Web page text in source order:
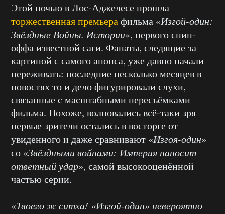
Этой ночью в Лос-Аджелесе прошла
торжественная премьерафильма «Изгой-один:
Звёздные Войны. Истории», первого спин-
оффа известной саги. Фанаты, следящие за
картиной с самого анонса, уже давно начали
переживать: последние несколько месяцев в
новостях то и дело фигурировали слухи,
связанные с масштабными пересъёмками
фильма. Похоже, волновались всё-таки зря —
первые зрители остались в восторге от
увиденного и даже сравнивают «Изгоя-один»
со «Звёздными войнами: Империя наносит
ответный удар», самой высокооценённой
частью серии.
«Твоего ж ситха! «Изгой-один» невероятно